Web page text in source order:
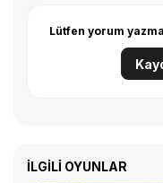
Lütfen yorum
İLGILI OYUNLAR